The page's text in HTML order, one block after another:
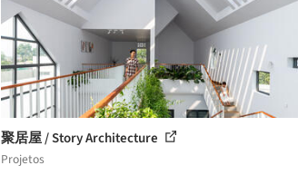
聚居屋 / Story Architecture
Projetos